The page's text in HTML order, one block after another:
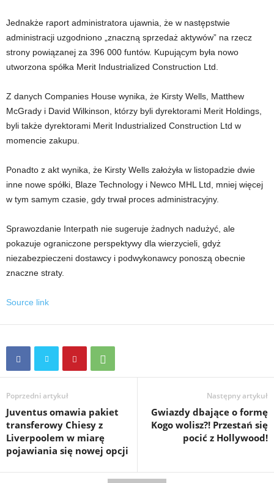
Jednakże raport administratora ujawnia, że ​​w następstwie
administracji uzgodniono „znaczną sprzedaż aktywów” na rzecz
strony powiązanej za 396 000 funtów. Kupującym była nowo
utworzona spółka Merit Industrialized Construction Ltd.
Z danych Companies House wynika, że ​​Kirsty Wells, Matthew
McGrady i David Wilkinson, którzy byli dyrektorami Merit Holdings,
byli także dyrektorami Merit Industrialized Construction Ltd w
momencie zakupu.
Ponadto z akt wynika, że ​​Kirsty Wells założyła w listopadzie dwie
inne nowe spółki, Blaze Technology i Newco MHL Ltd, mniej więcej
w tym samym czasie, gdy trwał proces administracyjny.
Sprawozdanie Interpath nie sugeruje żadnych nadużyć, ale
pokazuje ograniczone perspektywy dla wierzycieli, gdyż
niezabezpieczeni dostawcy i podwykonawcy ponoszą obecnie
znaczne straty.
Source link
Poprzedni artykuł
Juventus omawia pakiet
transferowy Chiesy z
Liverpoolem w miarę
pojawiania się nowej opcji
Następny artykuł
Gwiazdy dbające o formę
Kogo wolisz?! Przestań się
pocić z Hollywood!